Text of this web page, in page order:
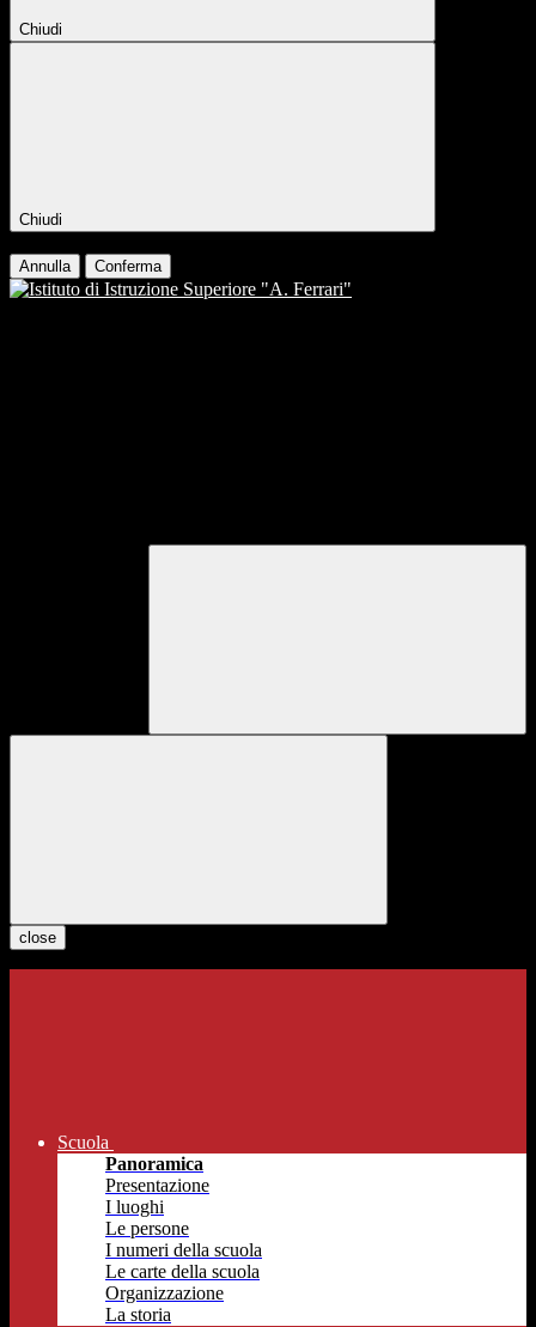
Chiudi
Chiudi
Annulla Conferma
close
Scuola
Panoramica
Presentazione
I luoghi
Le persone
I numeri della scuola
Le carte della scuola
Organizzazione
La storia